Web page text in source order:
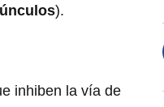
).
inhiben la vía de